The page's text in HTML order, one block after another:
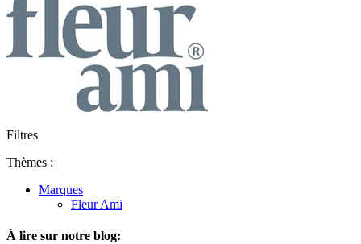
Filtres
Thèmes :
Marques
Fleur Ami
À lire sur notre blog: